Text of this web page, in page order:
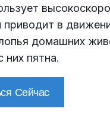
в
домашних
них пятна.
Сейчас